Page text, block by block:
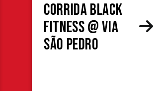
Corrida Black
Fitness @ Via
São Pedro